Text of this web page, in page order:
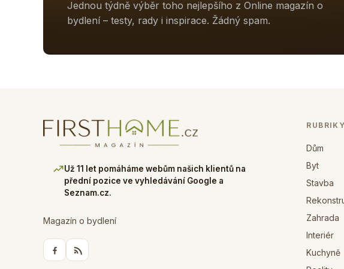
Jednou týdně výběr toho nejlepšího z Online magazín o
bydlení – testy, rady i inspirace. Žádný spam.
Už 11 let pomáháme webům našich klientů na
přední pozice ve vyhledávání Google a
Seznam.cz.
Magazín o bydlení
RUBRIKY
Dům
Byt
Stavba
Zahrada
Interiér
Kuchyně